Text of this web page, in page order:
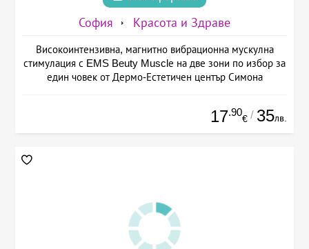
София Красота и Здраве
Високоинтензивна, магнитно вибрационна мускулна
стимулация с EMS Beuty Musclе на две зони по избор за
един човек от Дермо-Естетичен център Симона
17.90
€ / 35лв.